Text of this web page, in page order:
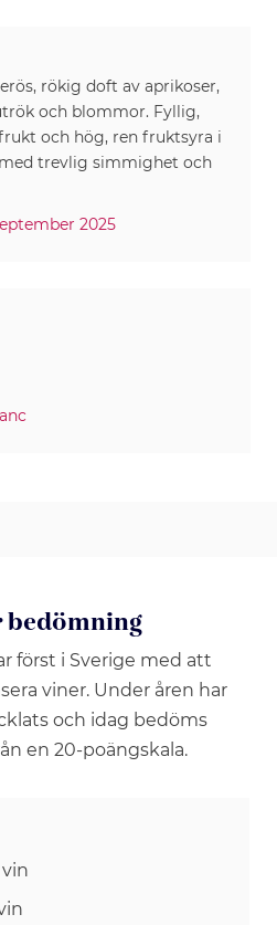
rökig doft av aprikoser,
och blommor. Fyllig,
och hög, ren fruktsyra i
trevlig simmighet och
2025
bedömning
först i Sverige med att
viner. Under åren har
och idag bedöms
en 20-poängskala.